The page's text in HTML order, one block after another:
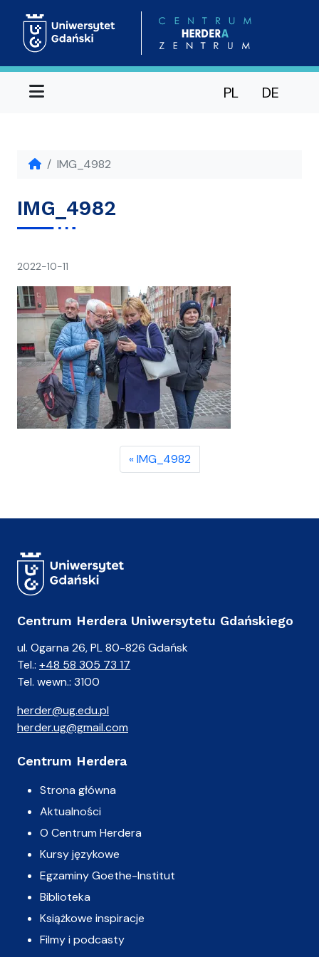
Menu PL DE
IMG_4982
IMG_4982
2022-10-11
IMG_4982
Centrum Herdera Uniwersytetu Gdańskiego
ul. Ogarna 26, PL 80-826 Gdańsk
Tel.: +48 58 305 73 17
Tel. wewn.: 3100
herder@ug.edu.pl
herder.ug@gmail.com
Centrum Herdera
Strona główna
Aktualności
O Centrum Herdera
Kursy językowe
Egzaminy Goethe-Institut
Biblioteka
Książkowe inspiracje
Filmy i podcasty